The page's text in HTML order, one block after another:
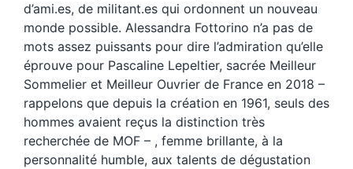
d’ami.es, de militant.es qui ordonnent un nouveau
monde possible. Alessandra Fottorino n’a pas de
mots assez puissants pour dire l’admiration qu’elle
éprouve pour Pascaline Lepeltier, sacrée Meilleur
Sommelier et Meilleur Ouvrier de France en 2018 –
rappelons que depuis la création en 1961, seuls des
hommes avaient reçus la distinction très
recherchée de MOF – , femme brillante, à la
personnalité humble, aux talents de dégustation